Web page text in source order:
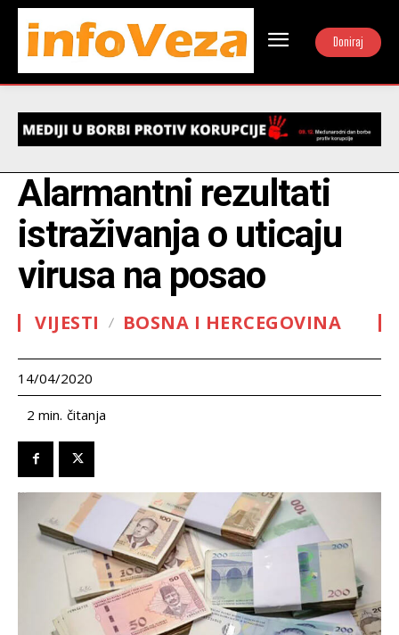
Doniraj
Alarmantni rezultati
istraživanja o uticaju
virusa na posao
VIJESTI BOSNA I HERCEGOVINA
14/04/2020
2 min. čitanja